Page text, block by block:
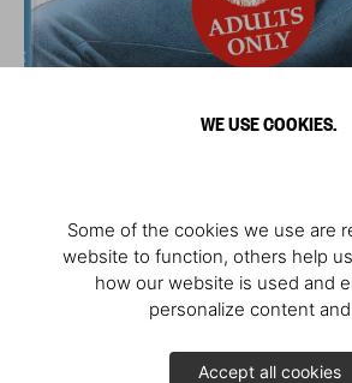
WE USE COOKIES.
Some of the cookies we use are
website to function, others help
how our website is used and
personalize content
Accept all cookies